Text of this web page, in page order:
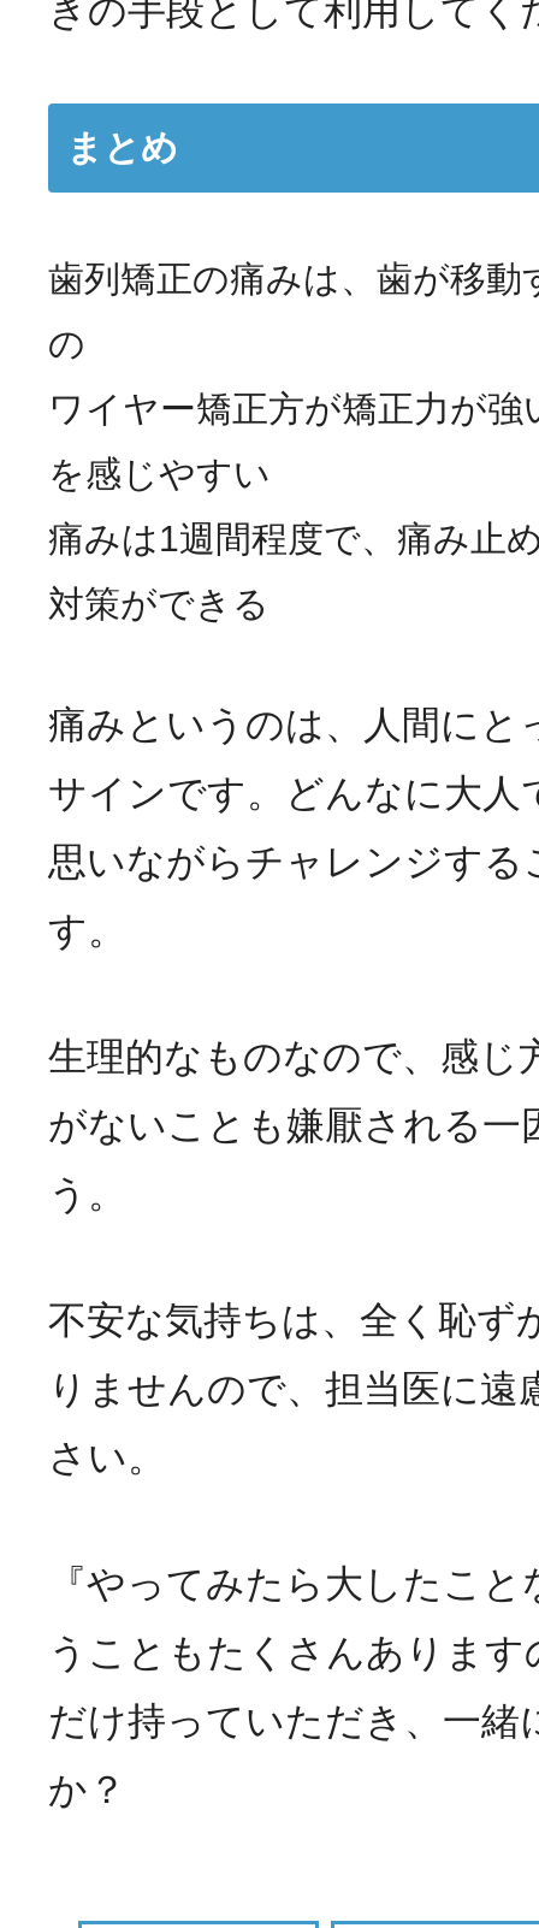
きの手段として利用してく
まとめ
歯列矯正の痛みは、歯が移動
の
ワイヤー矯正方が矯正力が
を感じやすい
痛みは1週間程度で、痛み止
対策ができる
痛みというのは、人間にと
サインです。どんなに大人
思いながらチャレンジする
す。
生理的なものなので、感じ
がないことも嫌厭される一
う。
不安な気持ちは、全く恥ず
りませんので、担当医に遠
さい。
『やってみたら大したこ
うこともたくさんありま
だけ持っていただき、一緒
か？